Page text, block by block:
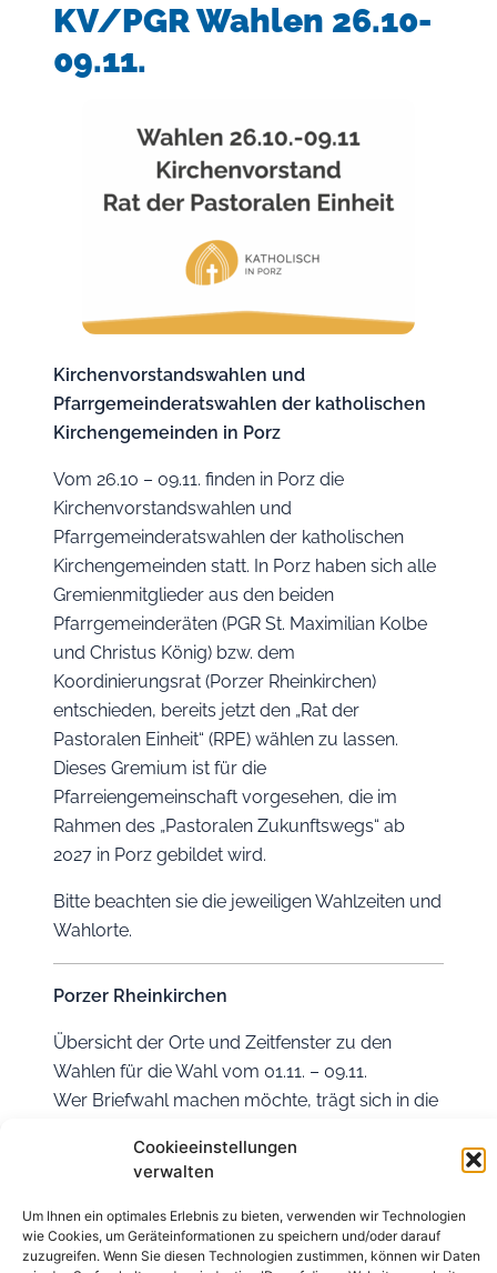
Cookieeinstellungen
verwalten
Um Ihnen ein optimales Erlebnis zu bieten, verwenden wir Technologien
wie Cookies, um Geräteinformationen zu speichern und/oder darauf
zuzugreifen. Wenn Sie diesen Technologien zustimmen, können wir Daten
KV/PGR Wahlen 26.10-
09.11.
Kirchenvorstandswahlen und
Pfarrgemeinderatswahlen der katholischen
Kirchengemeinden in Porz
Vom 26.10 – 09.11. finden in Porz die
Kirchenvorstandswahlen und
Pfarrgemeinderatswahlen der katholischen
Kirchengemeinden statt. In Porz haben sich alle
Gremienmitglieder aus den beiden
Pfarrgemeinderäten (PGR St. Maximilian Kolbe
und Christus König) bzw. dem
Koordinierungsrat (Porzer Rheinkirchen)
entschieden, bereits jetzt den „Rat der
Pastoralen Einheit“ (RPE) wählen zu lassen.
Dieses Gremium ist für die
Pfarreiengemeinschaft vorgesehen, die im
Rahmen des „Pastoralen Zukunftswegs“ ab
2027 in Porz gebildet wird.
Bitte beachten sie die jeweiligen Wahlzeiten und
Wahlorte.
Porzer Rheinkirchen
Übersicht der Orte und Zeitfenster zu den
Wahlen für die Wahl vom 01.11. – 09.11.
Wer Briefwahl machen möchte, trägt sich in die
St. Laurentius, Ensen
Sa. 01.11.2025 und So. 02.11.2025,
jeweils in der Kirche, von 11.00 Uhr bis 13.15 Uhr